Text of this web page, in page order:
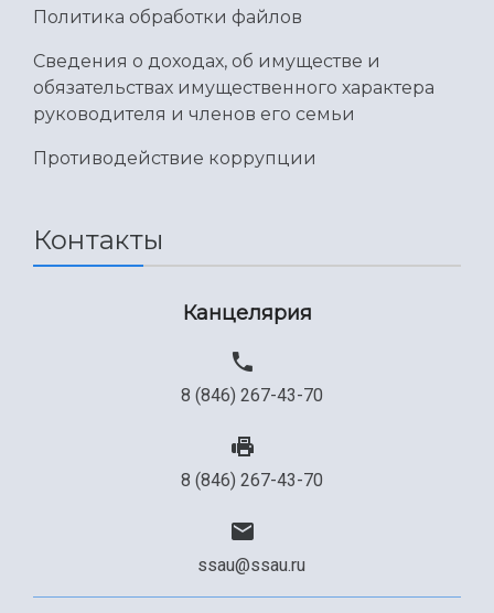
Политика обработки файлов
Сведения о доходах, об имуществе и
обязательствах имущественного характера
руководителя и членов его семьи
Противодействие коррупции
Контакты
Канцелярия
8 (846) 267-43-70
8 (846) 267-43-70
ssau@ssau.ru